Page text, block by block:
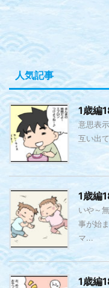
人気記事
1歳編
意思表
互い出
1歳編
いや～
事が始
マ...
1歳編